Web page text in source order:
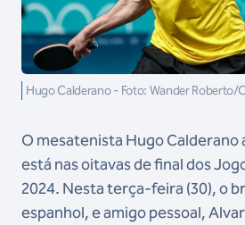
Hugo Calderano - Foto: Wander Roberto/
O mesatenista Hugo Calderano
está nas oitavas de final dos
2024. Nesta terça-feira (30), o
espanhol, e amigo pessoal,